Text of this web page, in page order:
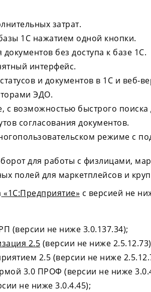
затрат.
1С нажатием одной кнопки.
без доступа к базе 1С.
интерфейс.
и документов в 1С и
ЭДО.
с возможностью быстрого поиска
согласования документов.
режиме с
для работы с физлицами,
полей для маркетплейсов и
«1С:Предприятие» с версией не
(версии не ниже 3.0.137.34);
2.5 (версии не ниже
2.5 (версии не ниже
3.0 ПРОФ (версии не ниже
не ниже 3.0.4.45);